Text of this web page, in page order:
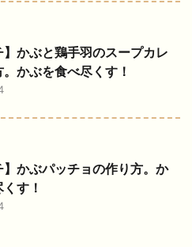
】かぶと鶏手羽のスープカレ
かぶを食べ尽くす！
】かぶパッチョの作り方。か
す！